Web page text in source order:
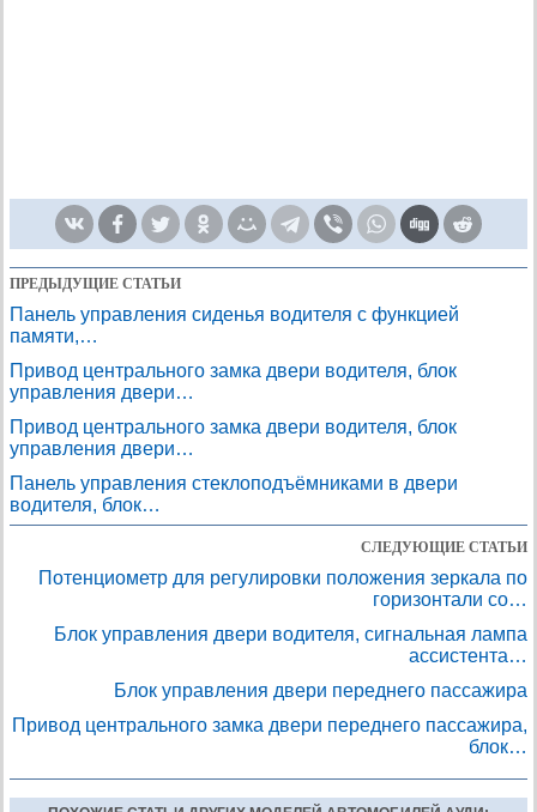
ПРЕДЫДУЩИЕ СТАТЬИ
Панель управления сиденья водителя с функцией
памяти,…
Привод центрального замка двери водителя, блок
управления двери…
Привод центрального замка двери водителя, блок
управления двери…
Панель управления стеклоподъёмниками в двери
водителя, блок…
СЛЕДУЮЩИЕ СТАТЬИ
Потенциометр для регулировки положения зеркала по
горизонтали со…
Блок управления двери водителя, сигнальная лампа
ассистента…
Блок управления двери переднего пассажира
Привод центрального замка двери переднего пассажира,
блок…